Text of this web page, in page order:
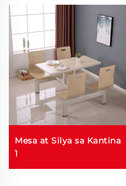
Mesa at Silya sa Kantina
1